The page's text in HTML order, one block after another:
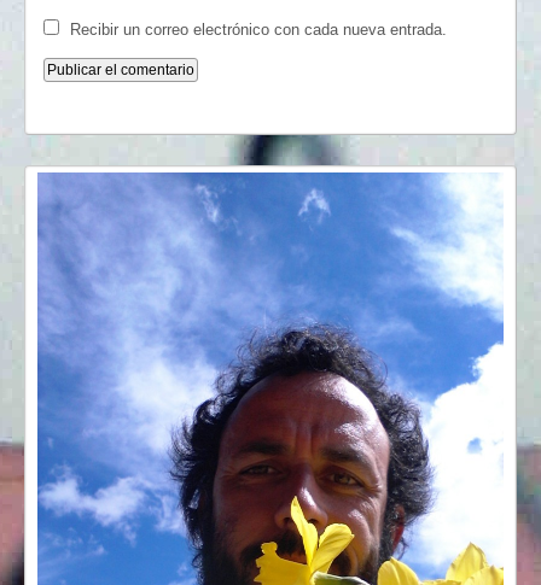
Recibir un correo electrónico con cada nueva entrada.